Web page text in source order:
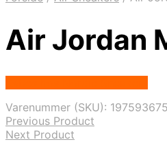
Air Jordan
Varenummer (SKU):
Previous Product
Next Product